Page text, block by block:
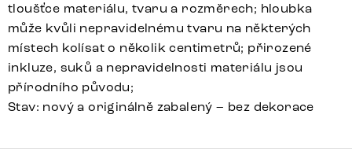
tloušťce materiálu, tvaru a rozměrech; hloubka
může kvůli nepravidelnému tvaru na některých
místech kolísat o několik centimetrů; přirozené
inkluze, suků a nepravidelnosti materiálu jsou
přírodního původu;
Stav: nový a originálně zabalený – bez dekorace